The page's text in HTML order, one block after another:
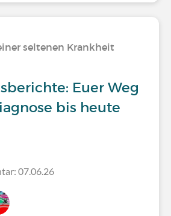
seltenen Krankheit
Euer Weg
bis heute
07.06.26